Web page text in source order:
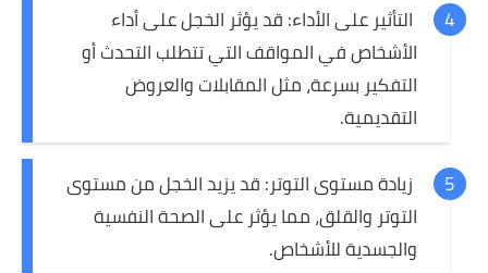
التأثير على الأداء: قد يؤثر الخجل على أداء
الأشخاص في المواقف التي تتطلب التحدث أو
التفكير بسرعة، مثل المقابلات والعروض
التقديمية.
زيادة مستوى التوتر: قد يزيد الخجل من مستوى
التوتر والقلق، مما يؤثر على الصحة النفسية
والجسدية للأشخاص.